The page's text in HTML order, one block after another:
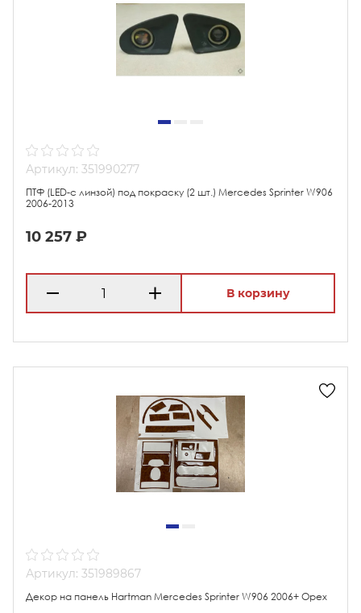
Артикул: 351990277
ПТФ (LED-с линзой) под покраску (2 шт.) Mercedes Sprinter W906
2006-2013
10 257 ₽
В корзину
Артикул: 351989867
Декор на панель Hartman Mercedes Sprinter W906 2006+ Орех